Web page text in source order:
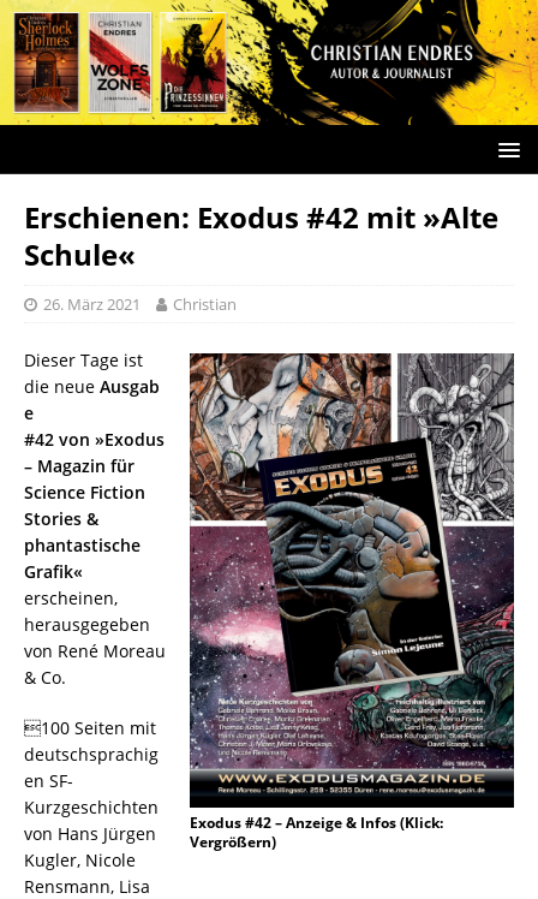
Erschienen: Exodus #42 mit »Alte
Schule«
26. März 2021 Christian
Exodus #42 – Anzeige & Infos (Klick:
Vergrößern)
Dieser Tage ist
die neue Ausgab
e
#42 von »Exodus
– Magazin für
Science Fiction
Stories &
phantastische
Grafik«
erscheinen,
herausgegeben
von René Moreau
& Co.
100 Seiten mit
deutschsprachig
en SF-
Kurzgeschichten
von Hans Jürgen
Kugler, Nicole
Rensmann, Lisa